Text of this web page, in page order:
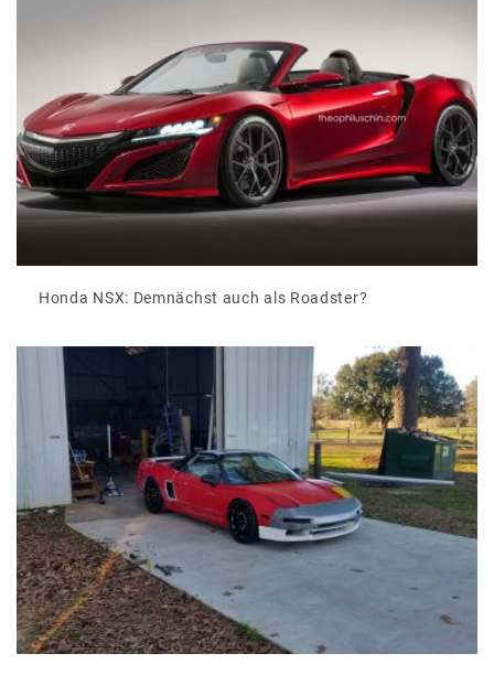
Honda NSX: Demnächst auch als Roadster?